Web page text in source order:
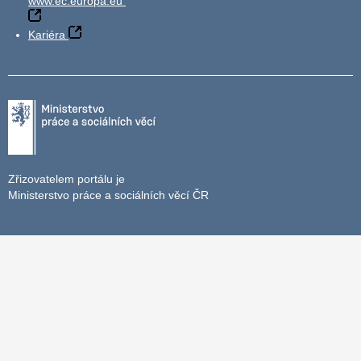
Kariéra
Zřizovatelem portálu je
Ministerstvo práce a sociálních věcí ČR